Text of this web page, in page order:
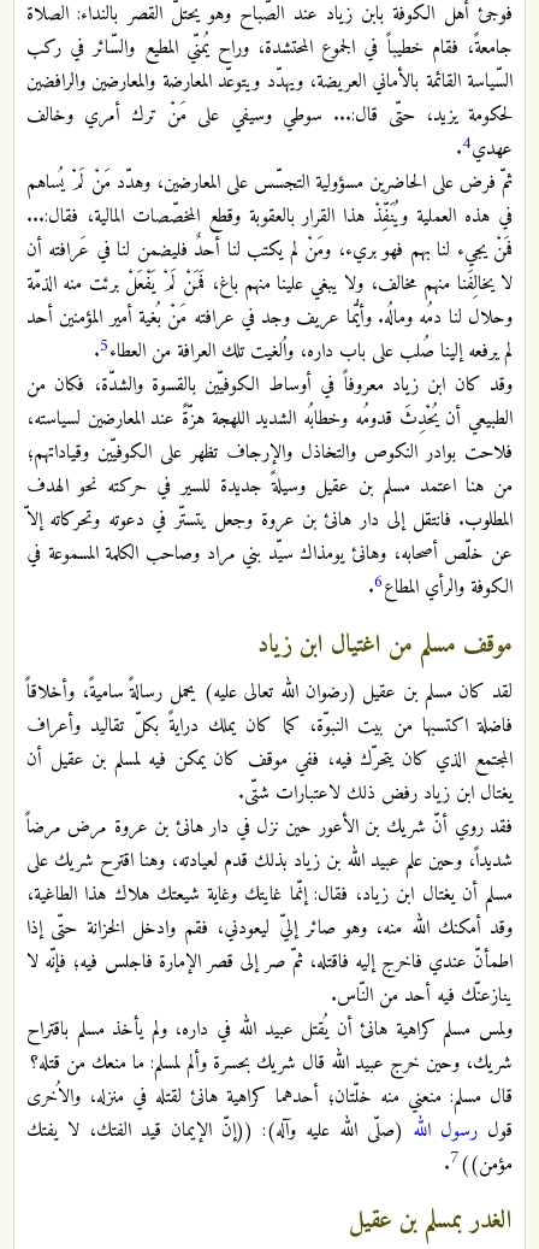
فوجئ أهل الكوفة بابن زياد عند الصّباح وهو يحتلّ القصر بالنداء: الصلاة
جامعةً، فقام خطيباً في الجموع المحتشدة، وراح يُمنّي المطيع والسّائر في ركب
السّياسة القائمة بالأماني العريضة، ويهدّد ويتوعّد المعارضة والمعارضين والرافضين
لحكومة يزيد، حتّى قال:... سوطي وسيفي على مَنْ ترك أمري وخالف
عهدي4
.
ثمّ فرض على الحاضرين مسؤولية التجسّس على المعارضين، وهدّد مَنْ لَمْ يُساهم
في هذه العملية ويُنَفِّذْ هذا القرار بالعقوبة وقطع المخصّصات المالية، فقال:...
فمَنْ يجيء لنا بهم فهو بريء، ومَنْ لم يكتب لنا أحدٌ فليضمن لنا في عَرافته أن
لا يخالِفَنا منهم مخالف، ولا يبغي علينا منهم باغ، فَمَنْ لَمْ يَفْعَلْ برئت منه الذمّة
وحلال لنا دمُه ومالُه. وأيُّما عريف وجد في عرافته مَنْ بُغية أمير المؤمنين أحد
لم يرفعه إلينا صُلب على باب داره، واُلغيت تلك العرافة من العطاء5
.
وقد كان ابن زياد معروفاً في أوساط الكوفيّين بالقسوة والشدّة، فكان من
الطبيعي أن يُحْدِثَ قدومُه وخطابُه الشديد اللهجة هزّةً عند المعارضين لسياسته،
فلاحت بوادر النكوص والتخاذل والإرجاف تظهر على الكوفيّين وقياداتهم؛
من هنا اعتمد مسلم بن عقيل وسيلةً جديدة للسير في حركته نحو الهدف
المطلوب. فانتقل إلى دار هانئ بن عروة وجعل يتستّر في دعوته وتحركاته إلاّ
عن خلّص أصحابه، وهانئ يومذاك سيّد بني مراد وصاحب الكلمة المسموعة في
الكوفة والرأي المطاع6
.
موقف مسلم من اغتيال ابن زياد
لقد كان مسلم بن عقيل (رضوان الله تعالى عليه) يحمل رسالةً ساميةً، وأخلاقاً
فاضلة اكتسبها من بيت النبوّة، كما كان يملك درايةً بكلّ تقاليد وأعراف
المجتمع الذي كان يتحرّك فيه، ففي موقف كان يمكن فيه لمسلم بن عقيل أن
يغتال ابن زياد رفض ذلك لاعتبارات شتّى.
فقد روي أنّ شريك بن الأعور حين نزل في دار هانئ بن عروة مرض مرضاً
شديداً، وحين علم عبيد الله بن زياد بذلك قدم لعيادته، وهنا اقترح شريك على
مسلم أن يغتال ابن زياد، فقال: إنّما غايتك وغاية شيعتك هلاك هذا الطاغية،
وقد أمكنك الله منه، وهو صائر إليّ ليعودني، فقم وادخل الخزانة حتّى إذا
اطمأنّ عندي فاخرج إليه فاقتله، ثمّ صر إلى قصر الإمارة فاجلس فيه؛ فإنّه لا
ينازعنّك فيه أحد من النّاس.
ولمس مسلم كراهية هانئ أن يُقتل عبيد الله في داره، ولم يأخذ مسلم باقتراح
شريك، وحين خرج عبيد الله قال شريك بحسرة وألم لمسلم: ما منعك من قتله؟
قال مسلم: منعني منه خلّتان؛ أحدهما كراهية هانئ لقتله في منزله، والاُخرى
قول رسول الله (صلّى الله عليه وآله): ((إنّ الإيمان قيد الفتك، لا يفتك
مؤمن))7
.
الغدر بمسلم بن عقيل